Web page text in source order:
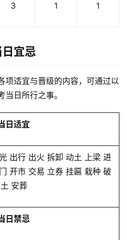
3 1 1
日宜忌
项适宜与晋级的内容，可通过以
当日所行之事。
日适宜
出行 出火 拆卸 动土 上梁 进
开市 交易 立券 挂匾 栽种 破
土 安葬
日禁忌